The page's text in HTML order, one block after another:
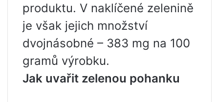
produktu. V naklíčené zelenině
je však jejich množství
dvojnásobné – 383 mg na 100
gramů výrobku.
Jak uvařit zelenou pohanku